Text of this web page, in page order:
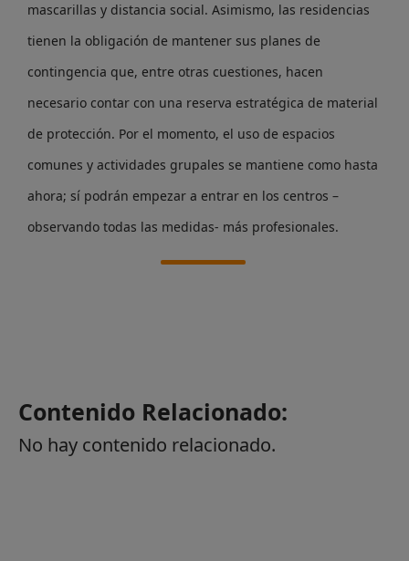
mascarillas y distancia social. Asimismo, las residencias
tienen la obligación de mantener sus planes de
contingencia que, entre otras cuestiones, hacen
necesario contar con una reserva estratégica de material
de protección. Por el momento, el uso de espacios
comunes y actividades grupales se mantiene como hasta
ahora; sí podrán empezar a entrar en los centros –
observando todas las medidas- más profesionales.
Contenido Relacionado:
No hay contenido relacionado.